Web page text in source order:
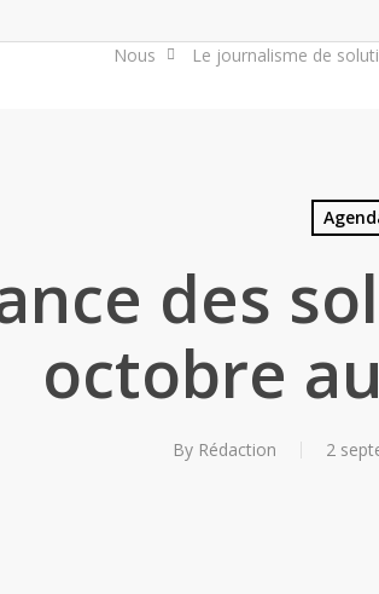
Nous Le journalisme de
des
octobre
By Rédaction 2